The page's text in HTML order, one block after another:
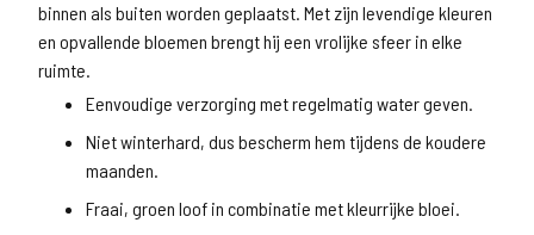
binnen als buiten worden geplaatst. Met zijn levendige kleuren
en opvallende bloemen brengt hij een vrolijke sfeer in elke
ruimte.
Eenvoudige verzorging met regelmatig water geven.
Niet winterhard, dus bescherm hem tijdens de koudere
maanden.
Fraai, groen loof in combinatie met kleurrijke bloei.